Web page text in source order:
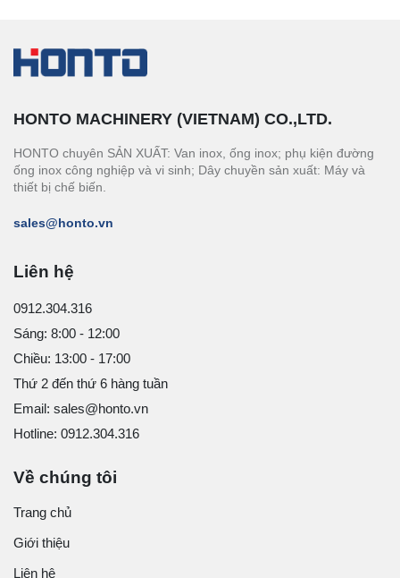
HONTO MACHINERY (VIETNAM) CO.,LTD.
HONTO chuyên SẢN XUẤT: Van inox, ống inox; phụ kiện đường
ống inox công nghiệp và vi sinh; Dây chuyền sản xuất: Máy và
thiết bị chế biến.
sales@honto.vn
Liên hệ
0912.304.316
Sáng: 8:00 - 12:00
Chiều: 13:00 - 17:00
Thứ 2 đến thứ 6 hàng tuần
Email: sales@honto.vn
Hotline: 0912.304.316
Về chúng tôi
Trang chủ
Giới thiệu
Liên hệ